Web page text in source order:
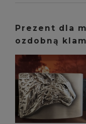
Prezent dla
ozdobną